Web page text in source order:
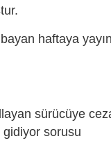
haftaya
sürücüye
gidiyor sorusu